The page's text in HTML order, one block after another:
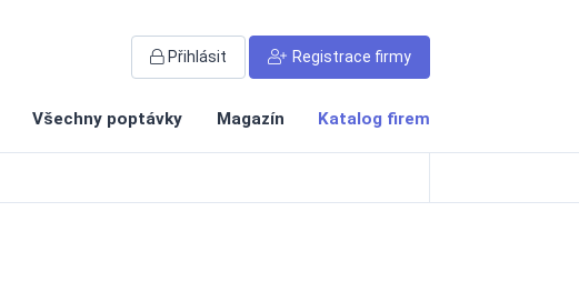
Přihlásit Registrace firmy
Všechny poptávky Magazín Katalog firem